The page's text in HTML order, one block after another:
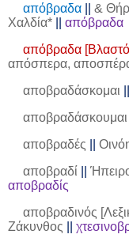
απόβραδα|| &
Χαλδία*
απόβραδα
απόβραδα
απόσπερα,
αποβραδάσκομαι
αποβραδάσκουμαι
αποβραδές
αποβραδί
αποβραδίς
αποβραδινός
Ζάκυνθος